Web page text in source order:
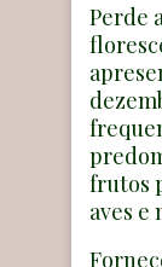
Perde
frutos
aves e